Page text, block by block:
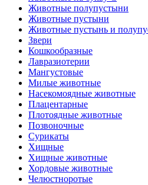
Животные полупустыни
Животные пустыни
Животные пустынь и
Звери
Кошкообразные
Лавразиотерии
Мангустовые
Милые животные
Насекомоядные животные
Плацентарные
Плотоядные животные
Позвоночные
Сурикаты
Хищные
Хищные животные
Хордовые животные
Челюстноротые